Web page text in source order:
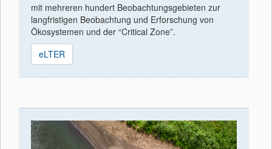
mit mehreren hundert Beobachtungsgebieten zur
langfristigen Beobachtung und Erforschung von
Ökosystemen und der “Critical Zone”.
eLTER